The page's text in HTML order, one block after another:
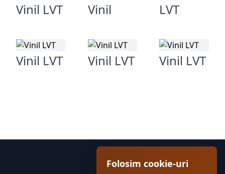
Vinil LVT Vinil LVT
Vinil LVT Vinil LVT Vinil LVT
Folosim cookie-uri